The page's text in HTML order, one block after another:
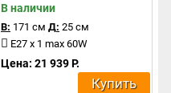
В наличии
В: 171 см Д: 25 см
E27 x 1 max 60W
Цена: 21 939 Р.
Купить